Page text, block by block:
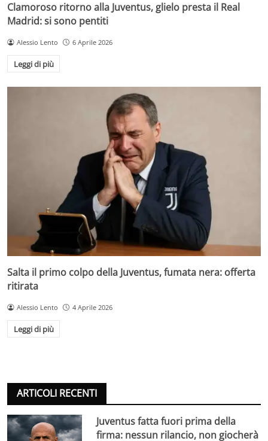
Clamoroso ritorno alla Juventus, glielo presta il Real
Madrid: si sono pentiti
Alessio Lento 6 Aprile 2026
Leggi di più
Salta il primo colpo della Juventus, fumata nera: offerta
ritirata
Alessio Lento 4 Aprile 2026
Leggi di più
ARTICOLI RECENTI
Juventus fatta fuori prima della
firma: nessun rilancio, non giocherà